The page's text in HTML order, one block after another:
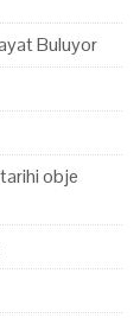
Buluyor
obje